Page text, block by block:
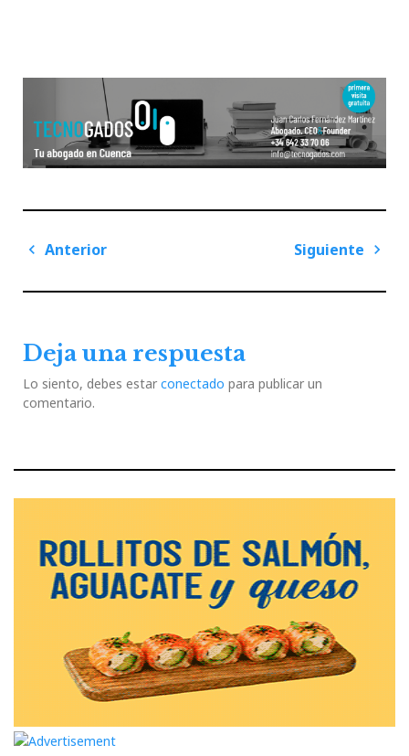
Navegación
entradas
Anterior
Siguiente
Deja una respuesta
Lo siento, debes estar conectado para publicar un
comentario.